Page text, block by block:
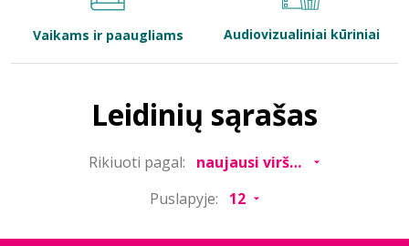
Bibliotekoms
Vaikams ir paaugliams Audiovizualiniai kūriniai
Leidinių sąrašas
Rikiuoti pagal:
Puslapyje: